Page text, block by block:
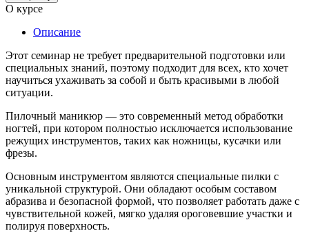
Пилочный
маникюр
О курсе
Описание
Этот семинар не требует предварительной подготовки или
специальных знаний, поэтому подходит для всех, кто хочет
научиться ухаживать за собой и быть красивыми в любой
ситуации.
Пилочный маникюр — это современный метод обработки
ногтей, при котором полностью исключается использование
режущих инструментов, таких как ножницы, кусачки или
фрезы.
Основным инструментом являются специальные пилки с
уникальной структурой. Они обладают особым составом
абразива и безопасной формой, что позволяет работать даже с
чувствительной кожей, мягко удаляя ороговевшие участки и
полируя поверхность.